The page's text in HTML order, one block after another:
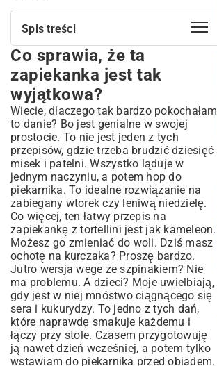
Spis treści
Co sprawia, że ta zapiekanka jest tak
wyjątkowa?
Mój klasyczny zapiekanka z tortellini
przepis z kurczakiem
Składniki, których będziesz potrzebować
Jak to wszystko połączyć? Krok po kroku
do pyszności
Moje pomysły na inne wersje smakowe
Kilka praktycznych porad ode mnie
Z czym to podać?
Podsumowując…
Co sprawia, że ta
zapiekanka jest tak
wyjątkowa?
Wiecie, dlaczego tak bardzo pokochałam
to danie? Bo jest genialne w swojej
prostocie. To nie jest jeden z tych
przepisów, gdzie trzeba brudzić dziesięć
misek i patelni. Wszystko ląduje w
jednym naczyniu, a potem hop do
piekarnika. To idealne rozwiązanie na
zabiegany wtorek czy leniwą niedzielę.
Co więcej, ten łatwy przepis na
zapiekankę z tortellini jest jak kameleon.
Możesz go zmieniać do woli. Dziś masz
ochotę na kurczaka? Proszę bardzo.
Jutro wersja wege ze szpinakiem? Nie
ma problemu. A dzieci? Moje uwielbiają,
gdy jest w niej mnóstwo ciągnącego się
sera i kukurydzy. To jedno z tych dań,
które naprawdę smakuje każdemu i
łączy przy stole. Czasem przygotowuję
ją nawet dzień wcześniej, a potem tylko
wstawiam do piekarnika przed obiadem.